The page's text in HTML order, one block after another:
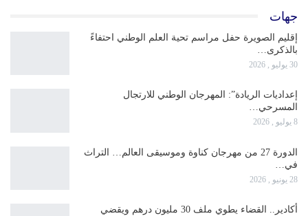
جهات
إقليم الصويرة حفل مراسم تحية العلم الوطني احتفاءً
بالذكرى…
30 يوليو , 2026
إعداديات الريادة”: المهرجان الوطني للارتجال
المسرحي…
8 يوليو , 2026
الدورة 27 من مهرجان كناوة وموسيقى العالم… التراث
في…
28 يونيو , 2026
أكادير.. القضاء يطوي ملف 30 مليون درهم ويقضي